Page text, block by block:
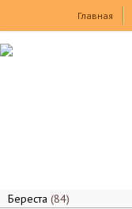
Главная
Береста 84